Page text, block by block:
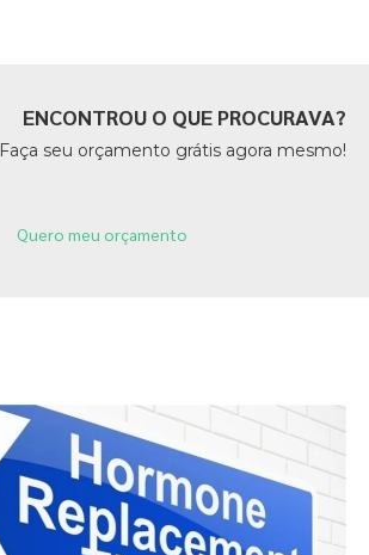
ENCONTROU O QUE PROCURAVA?
Faça seu orçamento grátis agora mesmo!
Quero meu orçamento